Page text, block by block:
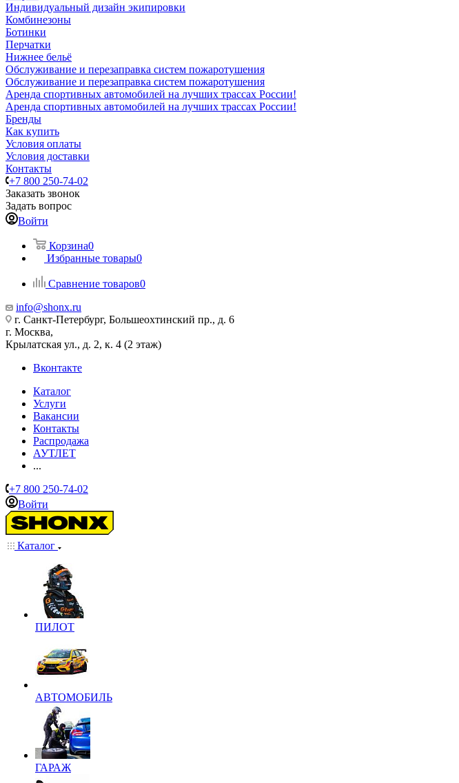
Индивидуальный дизайн экипировки
Комбинезоны
Ботинки
Перчатки
Нижнее бельё
Обслуживание и перезаправка систем пожаротушения
Обслуживание и перезаправка систем пожаротушения
Аренда спортивных автомобилей на лучших трассах России!
Аренда спортивных автомобилей на лучших трассах России!
Бренды
Как купить
Условия оплаты
Условия доставки
Контакты
+7 800 250-74-02
Заказать звонок
Задать вопрос
Войти
Корзина0
Избранные товары0
Сравнение товаров0
info@shonx.ru
г. Санкт-Петербург, Большеохтинский пр., д. 6
г. Москва,
Крылатская ул., д. 2, к. 4 (2 этаж)
Вконтакте
Каталог
Услуги
Вакансии
Контакты
Распродажа
АУТЛЕТ
...
+7 800 250-74-02
Войти
Каталог
ПИЛОТ
АВТОМОБИЛЬ
ГАРАЖ